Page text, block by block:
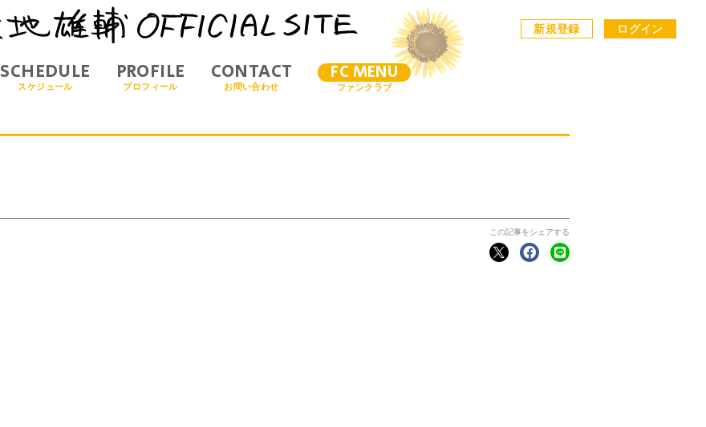
新規登録 ログイン
スケジュール
SCHEDULE
プロフィール
PROFILE
お問い合わせ
CONTACT FC MENU
ファンクラブ